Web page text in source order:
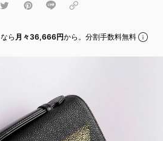
なら 月々36,666円から。分割手数料無料